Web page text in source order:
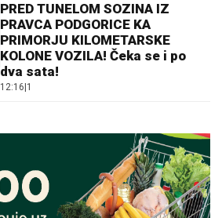
PRED TUNELOM SOZINA IZ
PRAVCA PODGORICE KA
PRIMORJU KILOMETARSKE
KOLONE VOZILA! Čeka se i po
dva sata!
12:16 1